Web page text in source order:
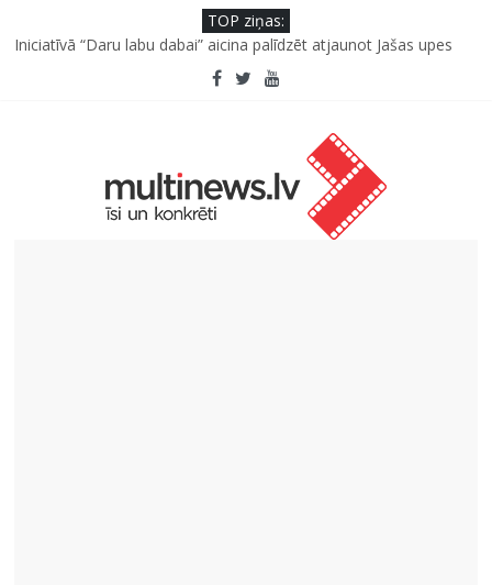
TOP ziņas:
Deigeļu pāris izdod otro singlu “Plkst. 3.00” no topošā albuma
Iniciatīvā “Daru labu dabai” aicina palīdzēt atjaunot Jašas upes
Ko kaķa deguns var un nevar pastāstīt par viņa veselību?
“Virši” neto peļņa pirmajā pusgadā sasniedz 4,2 miljonus eiro